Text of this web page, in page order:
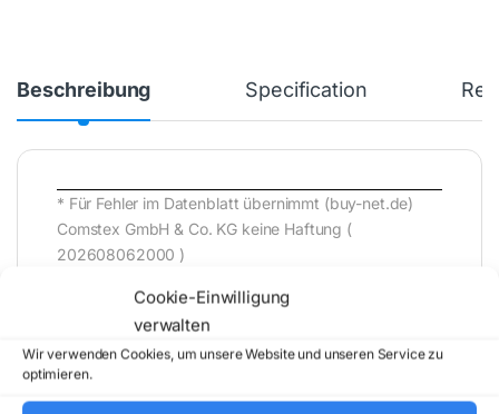
Cookie-Einwilligung
verwalten
Wir verwenden Cookies, um unsere Website und unseren Service zu
optimieren.
Beschreibung Specification
* Für Fehler im Datenblatt übernimmt (buy-net.de)
Comstex GmbH & Co. KG keine Haftung (
202608062000 )